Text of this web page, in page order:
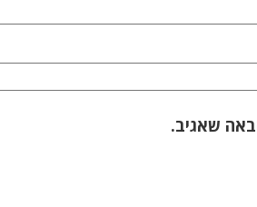
שאגיב.